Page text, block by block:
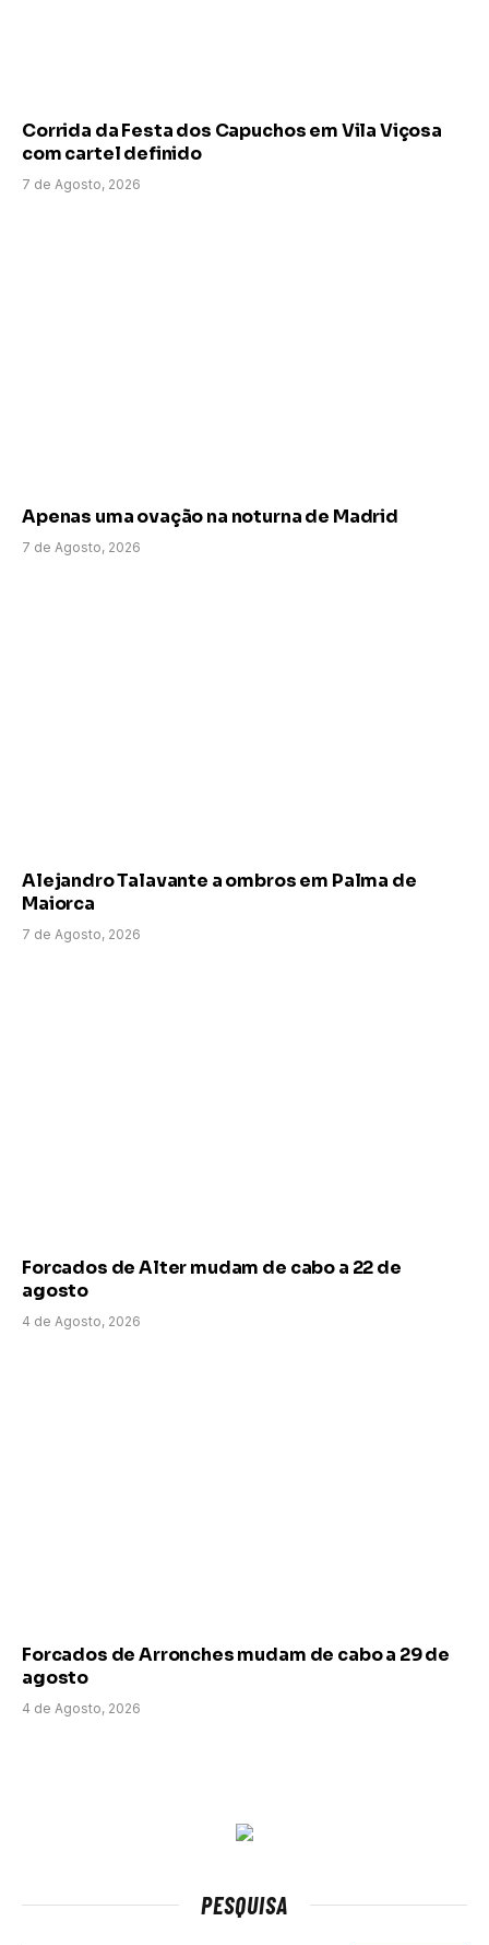
Corrida da Festa dos Capuchos em Vila Viçosa
com cartel definido
7 de Agosto, 2026
Apenas uma ovação na noturna de Madrid
7 de Agosto, 2026
Alejandro Talavante a ombros em Palma de
Maiorca
7 de Agosto, 2026
Forcados de Alter mudam de cabo a 22 de
agosto
4 de Agosto, 2026
Forcados de Arronches mudam de cabo a 29 de
agosto
4 de Agosto, 2026
PESQUISA